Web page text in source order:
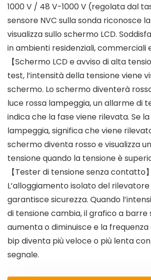
1000 V / 48 V-1000 V (regolata dal
sensore NVC sulla sonda riconosce
visualizza sullo schermo LCD.
in ambienti residenziali, commerciali
【Schermo LCD e avviso di alta
test, l’intensità della tensione viene
schermo. Lo schermo diventerà
luce rossa lampeggia, un allarme di
indica che la fase viene rilevata. Se
lampeggia, significa che viene
schermo diventa rosso e visualizza
tensione quando la tensione è
【Tester di tensione senza contatto
L’alloggiamento isolato del
garantisce sicurezza. Quando
di tensione cambia, il grafico a barre
aumenta o diminuisce e la
bip diventa più veloce o più lenta
segnale.